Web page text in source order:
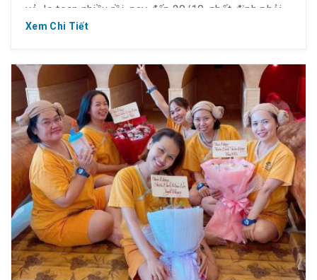
vả, lo toan nhiều rồi, nay đến 20/10, nhất định phải
dành thời gian cùng hội chị em “tự thưởng” một ngày
Xem Chi Tiết